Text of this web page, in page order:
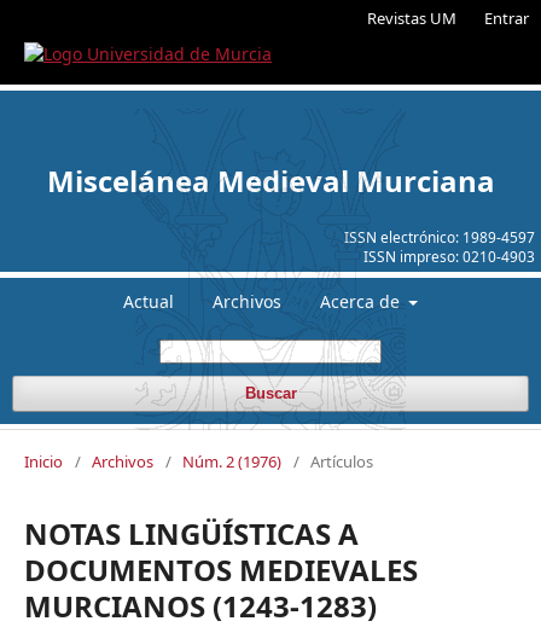
Revistas UM Entrar
ISSN electrónico: 1989-4597
ISSN impreso:0210-4903
Miscelánea Medieval Murciana
Actual Archivos Acerca de
Buscar
Inicio / Archivos / Núm. 2 (1976) / Artículos
NOTAS LINGÜÍSTICAS A
DOCUMENTOS MEDIEVALES
MURCIANOS (1243-1283)